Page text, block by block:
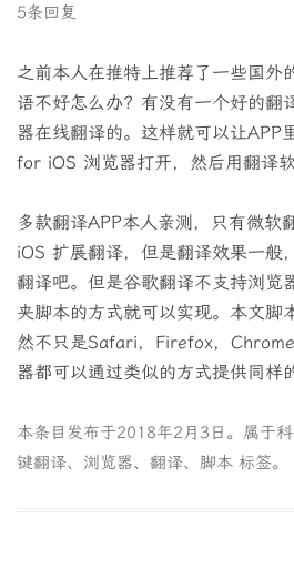
5条回复
之前本人在推特上推荐了一些国外
语不好怎么办？有没有一个好的翻
器在线翻译的。这样就可以让APP
for iOS 浏览器打开，然后用翻译软
多款翻译APP本人亲测，只有微
iOS 扩展翻译，但是翻译效果一般
翻译吧。但是谷歌翻译不支持浏览
夹脚本的方式就可以实现。本文脚
然不只是Safari，Firefox，
器都可以通过类似的方式提供同样
本条目发布于2018年2月3日 。属于
键翻译、 浏览器、 翻译、 脚本 标签。